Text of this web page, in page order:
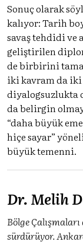
Sonuç olarak
kalıyor: Tarih
savaş tehdidi ve
geliştirilen
de birbirini
iki kavram da iki
diyalogsuzlukta
da belirgin
“daha büyük
hiçe sayar”
büyük temenni.
Dr. Melih
Bölge
sürdürüyor.